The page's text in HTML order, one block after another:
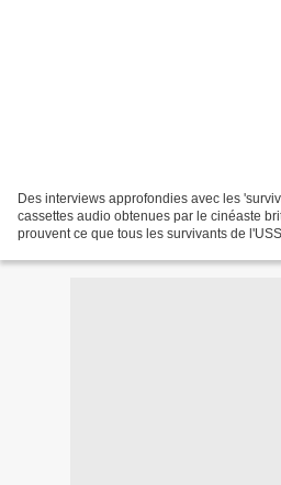
Des interviews approfondies avec les
cassettes audio obtenues par le cinéaste
prouvent ce que tous les survivants de